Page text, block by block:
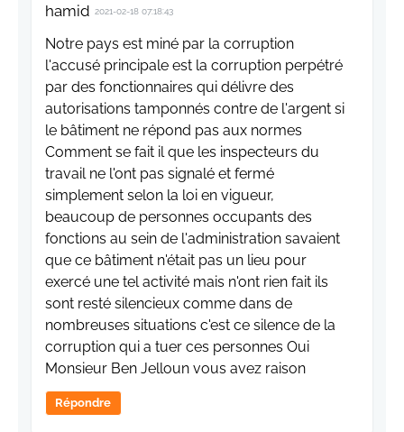
hamid 2021-02-18 07:18:43
Notre pays est miné par la corruption
l'accusé principale est la corruption perpétré
par des fonctionnaires qui délivre des
autorisations tamponnés contre de l'argent si
le bâtiment ne répond pas aux normes
Comment se fait il que les inspecteurs du
travail ne l'ont pas signalé et fermé
simplement selon la loi en vigueur,
beaucoup de personnes occupants des
fonctions au sein de l'administration savaient
que ce bâtiment n'était pas un lieu pour
exercé une tel activité mais n'ont rien fait ils
sont resté silencieux comme dans de
nombreuses situations c'est ce silence de la
corruption qui a tuer ces personnes Oui
Monsieur Ben Jelloun vous avez raison
Répondre